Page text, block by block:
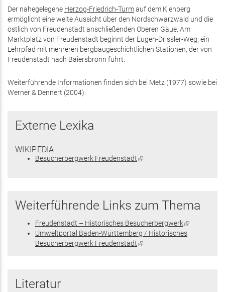
Der nahegelegene Herzog-Friedrich-Turmauf dem Kienberg
ermöglicht eine weite Aussicht über den Nordschwarzwald und die
östlich von Freudenstadt anschließenden Oberen Gäue. Am
Marktplatz von Freudenstadt beginnt der Eugen-Drissler-Weg, ein
Lehrpfad mit mehreren bergbaugeschichtlichen Stationen, der von
Freudenstadt nach Baiersbronn führt.
Weiterführende Informationen finden sich bei Metz (1977) sowie bei
Werner & Dennert (2004).
Externe Lexika
WIKIPEDIA
Besucherbergwerk Freudenstadt(Link
Weiterführende Links zum Thema
Freudenstadt – Historisches Besucherbergwerk(Link
ist
Umweltportal Baden-Württemberg / Historisches
Besucherbergwerk Freudenstadt(Link
Literatur